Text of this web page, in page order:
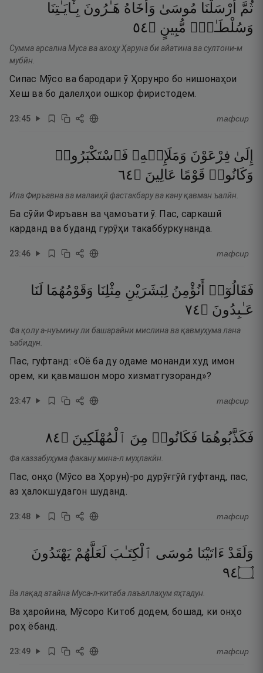
ثُمَّ أَرْسَلْنَا مُوسَىٰ وَأَخَاهُ هَـٰرُونَ بِـَٔايَـٰتِنَا
وَسُلْطَـٰنٍۢ مُّبِينٍ ۝٤٥
Сумма арсална Муса ва ахоҳу Ҳаруна би айатина ва султони-м
мубӣн.
Сипас Мӯсо ва бародари ӯ Ҳорунро бо нишонаҳои
Хеш ва бо далелҳои ошкор фиристодем.
23:45 тафсир
إِلَىٰ فِرْعَوْنَ وَمَلَإِي۟هِۦ فَٱسْتَكْبَرُوا۟
وَكَانُوا۟ قَوْمًا عَالِينَ ۝٤٦
Ила Фиръавна ва малаиҳӣ фастакбару ва кану қавман ъалӣн.
Ба сӯйи Фиръавн ва ҷамоъати ӯ. Пас, саркашӣ
карданд ва буданд гурӯҳи такаббуркунанда.
23:46 тафсир
فَقَالُوٓا۟ أَنُؤْمِنُ لِبَشَرَيْنِ مِثْلِنَا وَقَوْمُهُمَا لَنَا
عَـٰبِدُونَ ۝٤٧
Фа қолу а-нуъмину ли башарайни мислина ва қавмуҳума лана
ъабидун.
Пас, гуфтанд: «Оё ба ду одаме монанди худ имон
орем, ки қавмашон моро хизматгузоранд»?
23:47 тафсир
فَكَذَّبُوهُمَا فَكَانُوا۟ مِنَ ٱلْمُهْلَكِينَ ۝٤٨
Фа каззабуҳума факану мина-л муҳлакӣн.
Пас, онҳо (Мӯсо ва Ҳорун)-ро дурӯғгӯй гуфтанд, пас,
аз ҳалокшудагон шуданд.
23:48 тафсир
وَلَقَدْ ءَاتَيْنَا مُوسَى ٱلْكِتَـٰبَ لَعَلَّهُمْ يَهْتَدُونَ
۝٤٩
Ва лақад атайна Муса-л-китаба лаъаллаҳум яҳтадун.
Ва ҳаройина, Мӯсоро Китоб додем, бошад, ки онҳо
роҳ ёбанд.
23:49 тафсир